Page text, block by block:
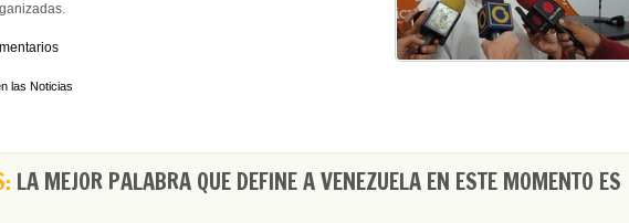
las Noticias
LA MEJOR PALABRA QUE DEFINE A VENEZUELA EN ESTE MOMENTO ES